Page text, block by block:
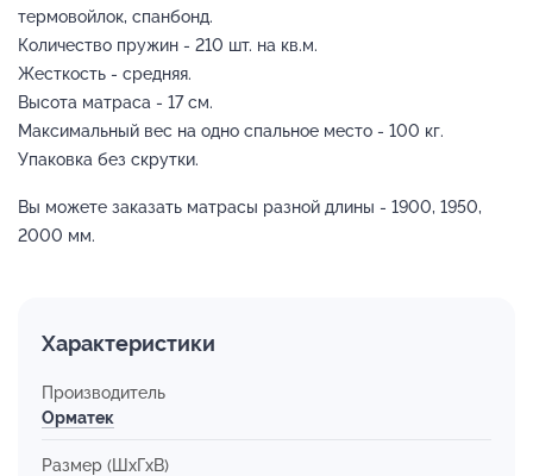
термовойлок, спанбонд.
Количество пружин - 210 шт. на кв.м.
Жесткость - средняя.
Высота матраса - 17 см.
Максимальный вес на одно спальное место - 100 кг.
Упаковка без скрутки.
Вы можете заказать матрасы разной длины - 1900, 1950,
2000 мм.
Характеристики
Производитель
Орматек
Размер (ШхГхВ)